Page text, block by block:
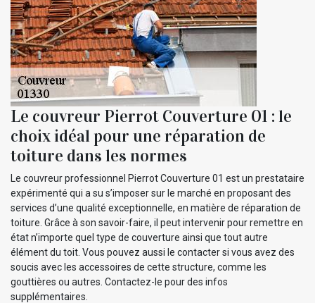
Le couvreur Pierrot Couverture 01 : le
choix idéal pour une réparation de
toiture dans les normes
Le couvreur professionnel Pierrot Couverture 01 est un prestataire
expérimenté qui a su s’imposer sur le marché en proposant des
services d’une qualité exceptionnelle, en matière de réparation de
toiture. Grâce à son savoir-faire, il peut intervenir pour remettre en
état n’importe quel type de couverture ainsi que tout autre
élément du toit. Vous pouvez aussi le contacter si vous avez des
soucis avec les accessoires de cette structure, comme les
gouttières ou autres. Contactez-le pour des infos
supplémentaires.